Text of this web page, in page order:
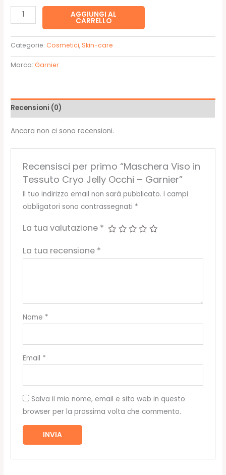
Maschera
Viso
in
Tessuto
Cryo
-
Garnier
AGGIUNGI AL
CARRELLO
Categorie:Cosmetici,Skin-care
Marca:Garnier
Recensioni (0)
Ancora non ci sono recensioni.
Recensisci per primo “Maschera Viso in
Tessuto Cryo Jelly Occhi – Garnier”
Il tuo indirizzo email non sarà pubblicato. I campi
obbligatori sono contrassegnati *
La tua valutazione *
La tua recensione *
Nome *
Email *
Salva il mio nome, email e sito web in questo
browser per la prossima volta che commento.